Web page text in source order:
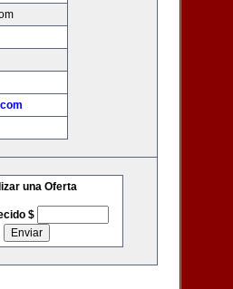
una Oferta
$